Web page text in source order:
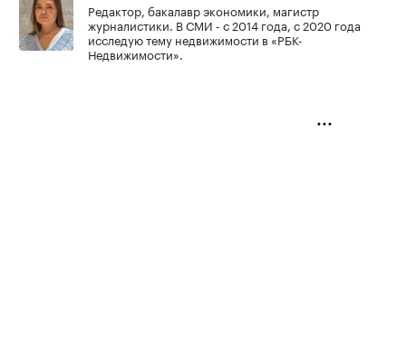
Редактор, бакалавр экономики, магистр
журналистики. В СМИ - с 2014 года, с 2020 года
исследую тему недвижимости в «РБК-
Недвижимости».